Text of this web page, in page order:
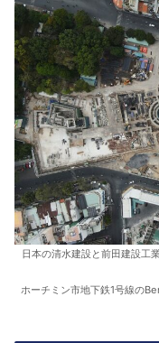
日本の清水建設と前田建設工
ホーチミン市地下鉄1号線の